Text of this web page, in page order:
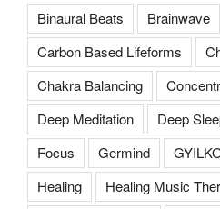
Binaural Beats Brainwave
Carbon Based Lifeforms
Chakra Balancing
Deep Meditation
Deep
Focus
Germind
Healing
Healing Music